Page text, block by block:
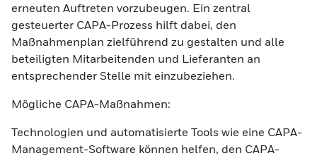
erneuten Auftreten vorzubeugen. Ein zentral
gesteuerter CAPA-Prozess hilft dabei, den
Maßnahmenplan zielführend zu gestalten und alle
beteiligten Mitarbeitenden und Lieferanten an
entsprechender Stelle mit einzubeziehen.
Mögliche CAPA-Maßnahmen:
Technologien und automatisierte Tools wie eine CAPA-
Management-Software können helfen, den CAPA-